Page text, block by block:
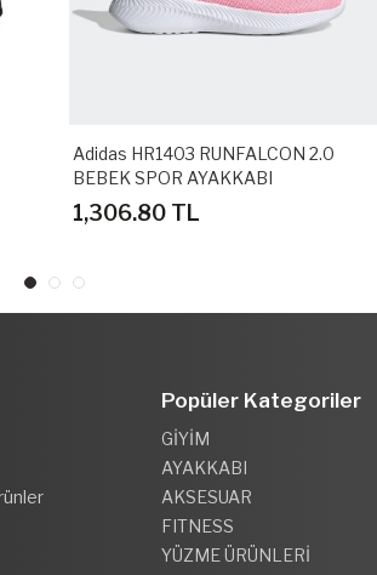
Adidas HR1403 RUNFALCON 2.0
BEBEK SPOR AYAKKABI
1,306.80 TL
Popüler Kategoriler
GİYİM
AYAKKABI
AKSESUAR
FITNESS
YÜZME ÜRÜNLERİ